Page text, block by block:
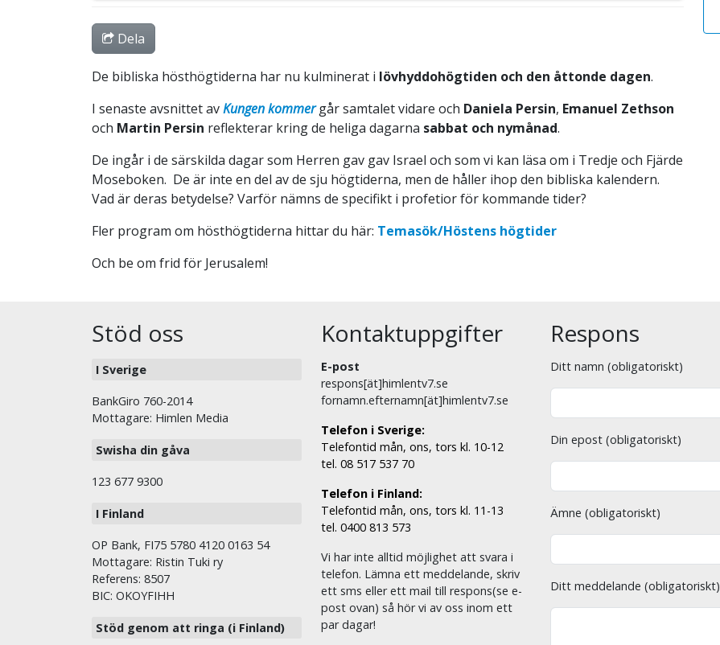
Dela
De bibliska hösthögtiderna har nu kulminerat i lövhyddohögtiden och den åttonde dagen.
I senaste avsnittet avKungen kommergår samtalet vidare och Daniela Persin, Emanuel Zethson
och Martin Persin reflekterar kring de heliga dagarna sabbat och nymånad.
De ingår i de särskilda dagar som Herren gav gav Israel och som vi kan läsa om i Tredje och Fjärde
Moseboken. De är inte en del av de sju högtiderna, men de håller ihop den bibliska kalendern.
Vad är deras betydelse? Varför nämns de specifikt i profetior för kommande tider?
Fler program om hösthögtiderna hittar du här: Temasök/Höstens högtider
Och be om frid för Jerusalem!
Stöd oss
I Sverige
BankGiro 760-2014
Mottagare: Himlen Media
Swisha din gåva
123 677 9300
I Finland
OP Bank, FI75 5780 4120 0163 54
Mottagare: Ristin Tuki ry
Referens: 8507
BIC: OKOYFIHH
Stöd genom att ringa (i Finland)
Kontaktuppgifter
E-post
respons[ät]himlentv7.se
fornamn.efternamn[ät]himlentv7.se
Telefon i Sverige:
Telefontid mån, ons, tors kl. 10-12
tel. 08 517 537 70
Telefon i Finland:
Telefontid mån, ons, tors kl. 11-13
tel. 0400 813 573
Vi har inte alltid möjlighet att svara i
telefon. Lämna ett meddelande, skriv
ett sms eller ett mail till respons(se e-
post ovan) så hör vi av oss inom ett
par dagar!
Respons
Ditt namn (obligatoriskt)
Din epost (obligatoriskt)
Ämne (obligatoriskt)
Ditt meddelande (obligatoriskt)